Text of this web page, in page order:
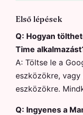
Első lépések
Q: Hogyan
Time
A: Töltse le a
eszközökre,
eszközökre.
Q: Ingyenes a